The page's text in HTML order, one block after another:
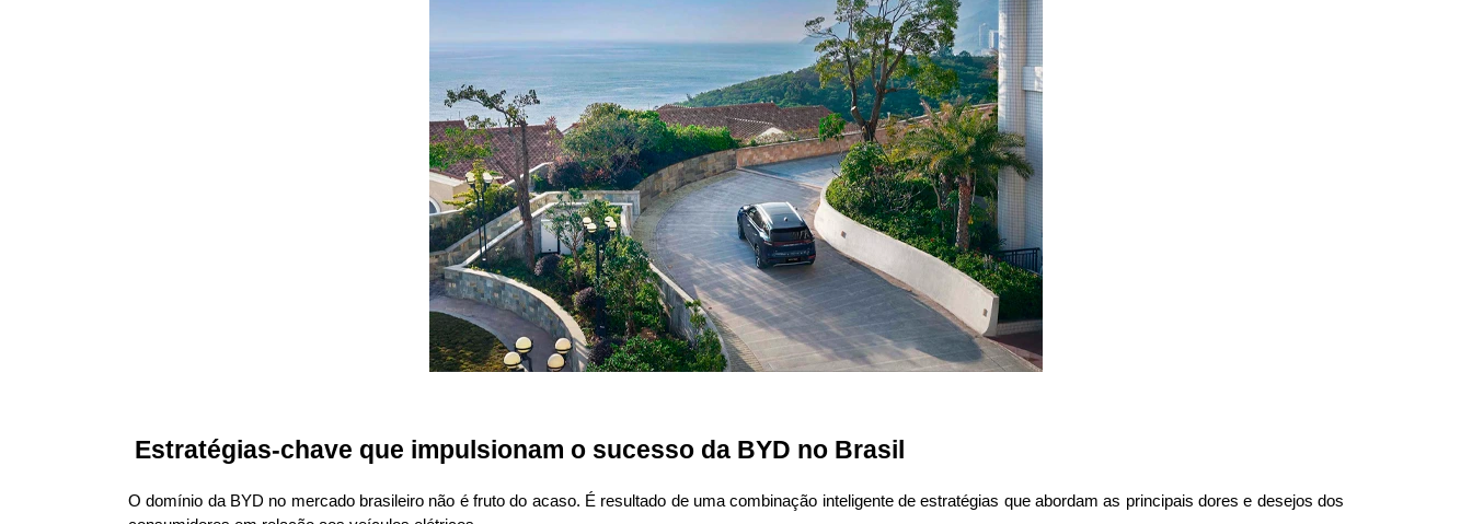
Estratégias-chave que impulsionam o sucesso da BYD no Brasil
O domínio da BYD no mercado brasileiro não é fruto do acaso. É resultado de uma combinação inteligente de estratégias que abordam as principais dores e desejos dos